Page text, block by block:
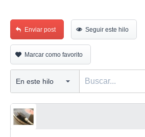
Enviar post Seguir este hilo
Marcar como favorito